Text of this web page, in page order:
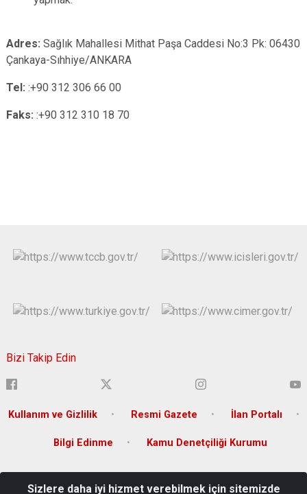
Adres: Sağlık Mahallesi Mithat Paşa Caddesi No:3 Pk: 06430
Çankaya-Sıhhiye/ANKARA
Tel: :+90 312 306 66 00
Faks: :+90 312 310 18 70
Bizi Takip Edin
Kullanım ve Gizlilik Resmi Gazete İlan Portalı
Bilgi Edinme Kamu Denetçiliği Kurumu
Sizlere daha iyi hizmet verebilmek için sitemizde